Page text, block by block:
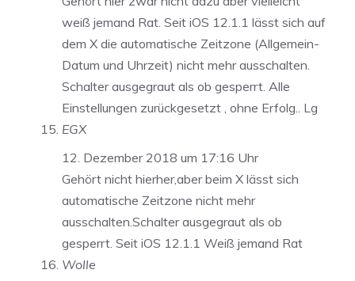
weiß jemand Rat. Seit iOS 12.1.1 lässt sich auf
dem X die automatische Zeitzone (Allgemein-
Datum und Uhrzeit) nicht mehr ausschalten.
Schalter ausgegraut als ob gesperrt. Alle
Einstellungen zurückgesetzt , ohne Erfolg.. Lg
EGX
12. Dezember 2018 um 17:16 Uhr
Gehört nicht hierher,aber beim X lässt sich
automatische Zeitzone nicht mehr
ausschalten.Schalter ausgegraut als ob
gesperrt. Seit iOS 12.1.1 Weiß jemand Rat
Wolle